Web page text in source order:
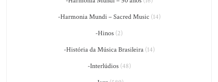
-Harmonia Mundi – Sacred Music (14)
-Hinos (2)
-História da Música Brasileira(14)
-Interlúdios(48)